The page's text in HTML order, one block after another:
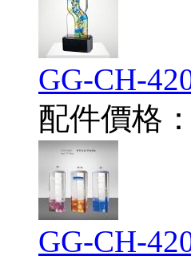
GG-CH-
配件價格：
GG-CH-